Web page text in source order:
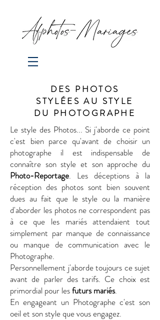
DES PHOTOS
STYLÉES AU STYLE
DU PHOTOGRAPHE
Le style des Photos... Si j'aborde ce point
c'est bien parce qu'avant de choisir un
photographe il est indispensable de
connaître son style et son approche du
Photo-Reportage. Les déceptions à la
réception des photos sont bien souvent
dues au fait que le style ou la manière
d'aborder les photos ne correspondent pas
à ce que les mariés attendaient tout
simplement par manque de connaissance
ou manque de communication avec le
Photographe.
Personnellement j'aborde toujours ce sujet
avant de parler des tarifs. Ce choix est
primordial pour lesfutursmariés.
En engageant un Photographe c'est son
oeil et son style que vous engagez.